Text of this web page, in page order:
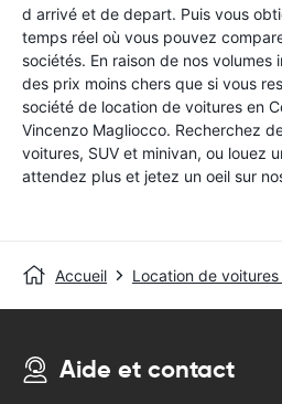
d arrivé et de depart. Puis vous
temps réel où vous pouvez
sociétés. En raison de nos volumes
des prix moins chers que si vous
société de location de voitures en
Vincenzo Magliocco. Recherchez
voitures, SUV et minivan, ou louez
attendez plus et jetez un oeil sur
Accueil Location de
Aide et contact